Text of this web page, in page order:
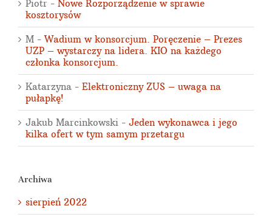
Piotr - Nowe Rozporządzenie w sprawie
kosztorysów
M -Wadium w konsorcjum. Poręczenie – Prezes
UZP – wystarczy na lidera. KIO na każdego
członka konsorcjum.
Katarzyna - Elektroniczny ZUS – uwaga na
pułapkę!
Jakub Marcinkowski - Jeden wykonawca i jego
kilka ofert w tym samym przetargu
Archiwa
sierpień 2022